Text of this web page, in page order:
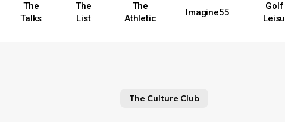
The
Talks
The
List
The
Athletic
Imagine55
Golf
The Culture Club